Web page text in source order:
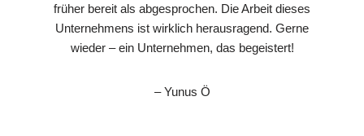
früher bereit als abgesprochen. Die Arbeit dieses
Unternehmens ist wirklich herausragend. Gerne
wieder – ein Unternehmen, das begeistert!
– Yunus Ö